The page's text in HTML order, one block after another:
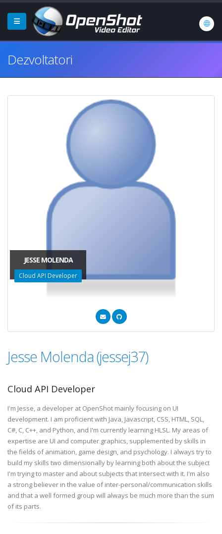
Dezvoltatori
JESSE MOLENDA
Cloud API Developer
Jesse Molenda (jessej37)
Cloud API Developer
I'm Jesse, a developer at OpenShot mainly focusing on UI
development. I am proficient with Java, Javascript, CSS, HTML, SQL,
C#, C, C++, and Python, and I'm currently learning HLSL. My areas of
expertise are UI and computer graphics, supplemented by skills in
the fields of animation, game design, and psychology. I always try to
build my skills two dimensionally by learning both about the subject
I'm trying to master and about subjects that intersect with it. I'm also
a strong believer in the value of inter-personal/communication skills
and that a well formed group will always be much more than the sum
of its parts.